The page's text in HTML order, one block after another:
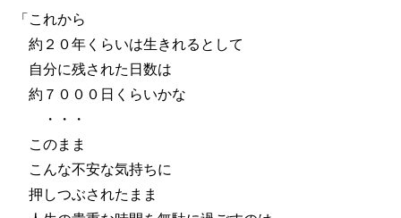
「これから
約２０年くらいは生きれるとして
自分に残された日数は
約７０００日くらいかな
・・・
このまま
こんな不安な気持ちに
押しつぶされたまま